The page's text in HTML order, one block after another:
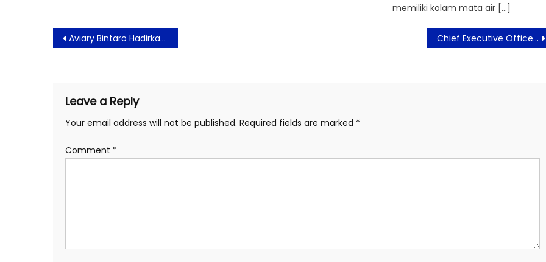
memiliki kolam mata air […]
Post
navigation
Aviary Bintaro Hadirkan Wedding Showcase Ragam Gaya Pernikahan Impian Chief Executive Officer Azarine Cosmetic Raih Penghargaan Young CEO of The Year untuk Kategori Braveheart CEO
Leave a Reply
Your email address will not be published. Required fields are marked *
Comment *